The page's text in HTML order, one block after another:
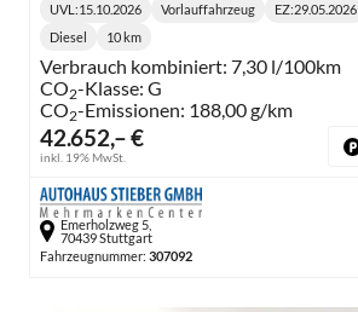
42.652,– €
inkl. 19% MwSt.
UVL :15.10.2026 Vorlauffahrzeug EZ:29.05.2026
Diesel 10 km
Verbrauch kombiniert: 7,30 l/100km
CO2-Klasse: G
CO2-Emissionen: 188,00 g/km
Emerholzweg 5,
70439 Stuttgart
Fahrzeugnummer: 307092